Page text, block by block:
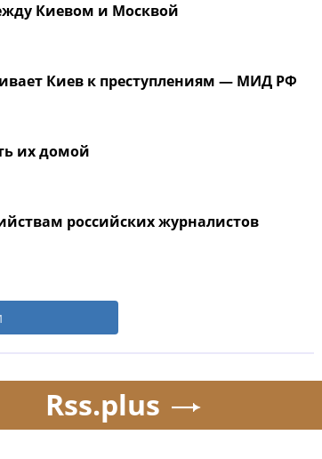
Киевом и Москвой
Киев к преступлениям — МИД РФ
их домой
российских журналистов
Rss.plus